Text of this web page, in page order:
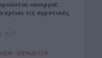
«ενεργοί
κρίνει τις αγροτικές
16:27
- ΕΚΠΑΙΔΕΥΣΗ